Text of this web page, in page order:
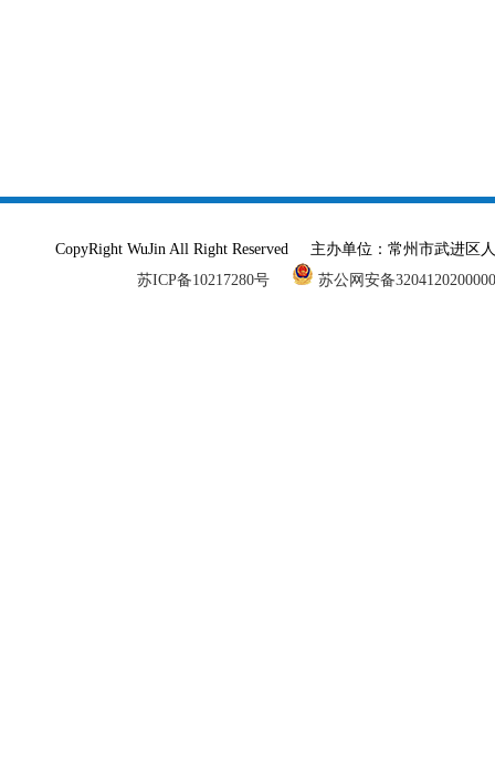
CopyRight WuJin All Right Reserved 主办单位：常州市武进
苏ICP备10217280号
苏公网安备